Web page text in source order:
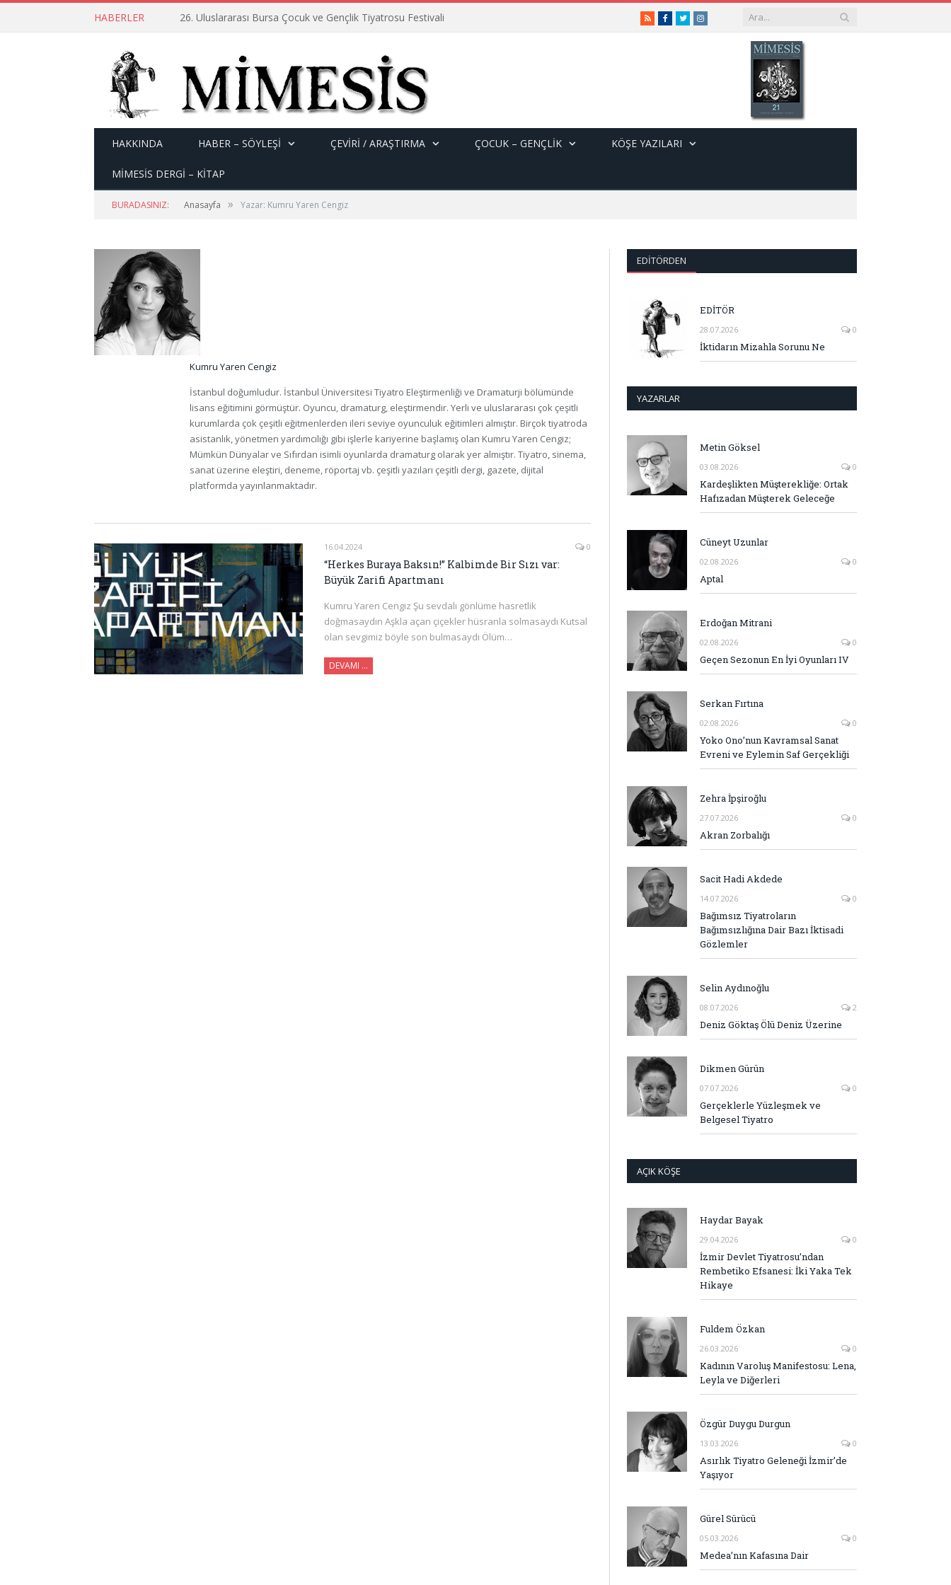
HABERLER 26. Uluslararası Bursa Çocuk ve Gençlik Tiyatrosu Festivali RSSFacebook
TwitterInstagram
HAKKINDA HABER – SÖYLEŞI ÇEVİRİ / ARAŞTIRMA ÇOCUK – GENÇLIK KÖŞE YAZILARI
MİMESİS DERGİ – KİTAP
BURADASINIZ: Anasayfa » Yazar: Kumru Yaren Cengiz
Kumru Yaren Cengiz
İstanbul doğumludur. İstanbul Üniversitesi Tiyatro Eleştirmenliği ve Dramaturji bölümünde
lisans eğitimini görmüştür. Oyuncu, dramaturg, eleştirmendir. Yerli ve uluslararası çok çeşitli
kurumlarda çok çeşitli eğitmenlerden ileri seviye oyunculuk eğitimleri almıştır. Birçok tiyatroda
asistanlık, yönetmen yardımcılığı gibi işlerle kariyerine başlamış olan Kumru Yaren Cengiz;
Mümkün Dünyalar ve Sıfırdan isimli oyunlarda dramaturg olarak yer almıştır. Tiyatro, sinema,
sanat üzerine eleştiri, deneme, röportaj vb. çeşitli yazıları çeşitli dergi, gazete, dijital
platformda yayınlanmaktadır.
16.04.2024 0
“Herkes Buraya Baksın!” Kalbimde Bir Sızı var:
Büyük Zarifi Apartmanı
Kumru Yaren Cengiz Şu sevdalı gönlüme hasretlik
doğmasaydın Aşkla açan çiçekler hüsranla solmasaydı Kutsal
olan sevgimiz böyle son bulmasaydı Ölüm…
DEVAMI …
EDITÖRDEN
EDİTÖR
28.07.2026 0
İktidarın Mizahla Sorunu Ne
YAZARLAR
Metin Göksel
03.08.2026 0
Kardeşlikten Müşterekliğe: Ortak
Hafızadan Müşterek Geleceğe
Cüneyt Uzunlar
02.08.2026 0
Aptal
Erdoğan Mitrani
02.08.2026 0
Geçen Sezonun En İyi Oyunları IV
Serkan Fırtına
02.08.2026 0
Yoko Ono’nun Kavramsal Sanat
Evreni ve Eylemin Saf Gerçekliği
Zehra İpşiroğlu
27.07.2026 0
Akran Zorbalığı
Sacit Hadi Akdede
14.07.2026 0
Bağımsız Tiyatroların
Bağımsızlığına Dair Bazı İktisadi
Gözlemler
Selin Aydınoğlu
08.07.2026 2
Deniz Göktaş Ölü Deniz Üzerine
Dikmen Gürün
07.07.2026 0
Gerçeklerle Yüzleşmek ve
Belgesel Tiyatro
AÇIK KÖŞE
Haydar Bayak
29.04.2026 0
İzmir Devlet Tiyatrosu’ndan
Rembetiko Efsanesi: İki Yaka Tek
Hikaye
Fuldem Özkan
26.03.2026 0
Kadının Varoluş Manifestosu: Lena,
Leyla ve Diğerleri
Özgür Duygu Durgun
13.03.2026 0
Asırlık Tiyatro Geleneği İzmir’de
Yaşıyor
Gürel Sürücü
05.03.2026 0
Medea’nın Kafasına Dair